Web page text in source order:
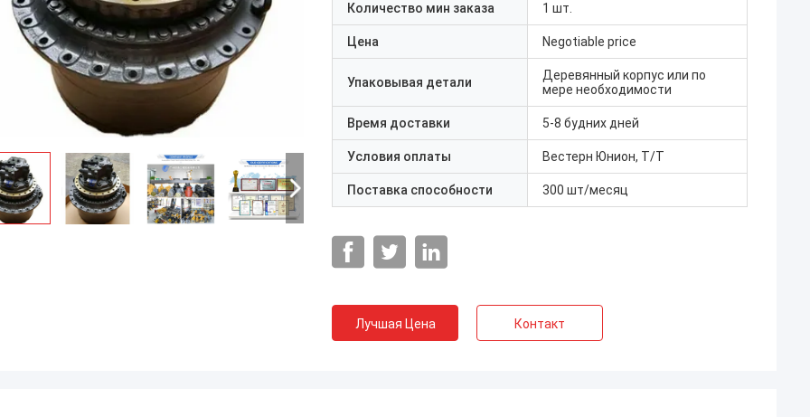
Количество мин заказа 1 шт.
Цена Negotiable price
Упаковывая детали
Деревянный корпус или по
мере необходимости
Время доставки 5-8 будних дней
Условия оплаты Вестерн Юнион, Т/Т
Поставка способности 300 шт/месяц
Лучшая Цена Контакт